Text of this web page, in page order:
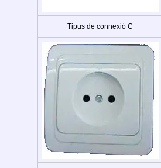
Tipus de connexió C